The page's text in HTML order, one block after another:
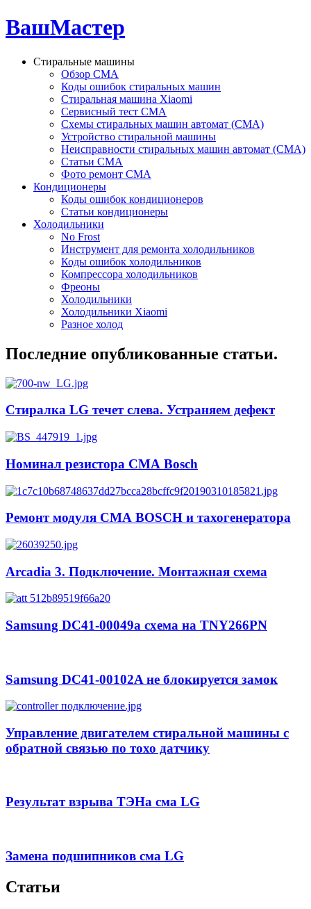
ВашМастер
Стиральные машины
Обзор СМА
Коды ошибок стиральных машин
Стиральная машина Xiaomi
Сервисный тест СМА
Схемы стиральных машин автомат (СМА)
Устройство стиральной машины
Неисправности стиральных машин автомат (СМА)
Статьи СМА
Фото ремонт СМА
Кондиционеры
Коды ошибок кондиционеров
Статьи кондиционеры
Холодильники
No Frost
Инструмент для ремонта холодильников
Коды ошибок холодильников
Компрессора холодильников
Фреоны
Холодильники
Холодильники Xiaomi
Разное холод
Последние опубликованные статьи.
Стиралка LG течет слева. Устраняем дефект
Номинал резистора СМА Bosch
Ремонт модуля СМА BOSCH и тахогенератора
Arcadia 3. Подключение. Монтажная схема
Samsung DC41-00049a схема на TNY266PN
Samsung DC41-00102A не блокируется замок
Управление двигателем стиральной машины с
обратной связью по тохо датчику
Результат взрыва ТЭНа сма LG
Замена подшипников сма LG
Статьи